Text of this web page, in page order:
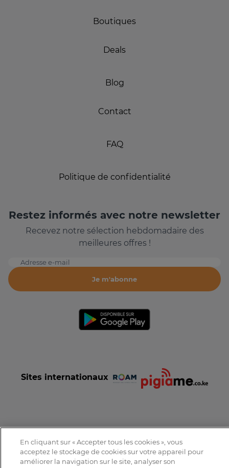
Boutiques
Deals
Blog
Contact
FAQ
Politique de confidentialité
Restez informés avec notre newsletter
Recevez notre sélection hebdomadaire des
meilleures offres !
Adresse e-mail
Je m'abonne
Sites internationaux
Conditions et Charte d'utilisation Politique de confidentialité
Tous droits réservés © 2016-2026 Expat-Dakar
En cliquant sur « Accepter tous les cookies », vous
acceptez le stockage de cookies sur votre appareil pour
améliorer la navigation sur le site, analyser son